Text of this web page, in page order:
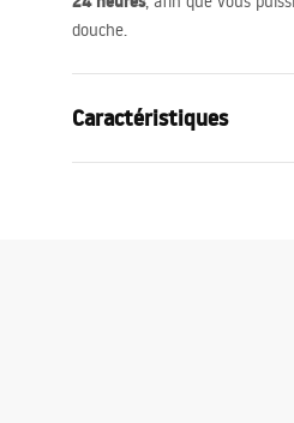
douche.
Caractéristiques